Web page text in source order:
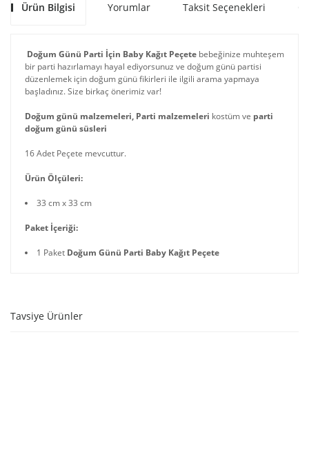
Ürün Bilgisi Yorumlar Taksit Seçenekleri
Doğum Günü Parti İçin Baby Kağıt Peçete bebeğinize muhteşem
bir parti hazırlamayı hayal ediyorsunuz ve doğum günü partisi
düzenlemek için doğum günü fikirleri ile ilgili arama yapmaya
başladınız. Size birkaç önerimiz var!
Doğum günü malzemeleri, Parti malzemeleri kostüm ve parti
doğum günü süsleri
16 Adet Peçete mevcuttur.
Ürün Ölçüleri:
33 cm x 33 cm
Paket İçeriği:
1 Paket Doğum Günü Parti Baby Kağıt Peçete
Tavsiye Ürünler